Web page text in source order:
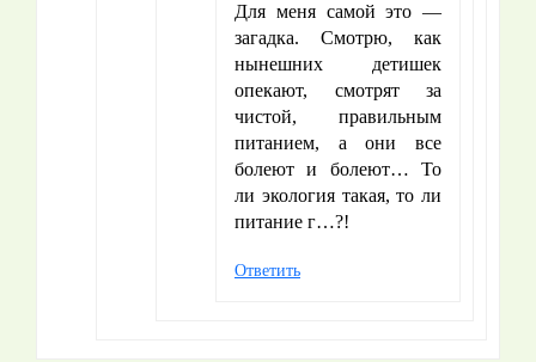
Для меня самой это —
загадка. Смотрю, как
нынешних детишек
опекают, смотрят за
чистой, правильным
питанием, а они все
болеют и болеют… То
ли экология такая, то ли
питание г…?!
Ответить